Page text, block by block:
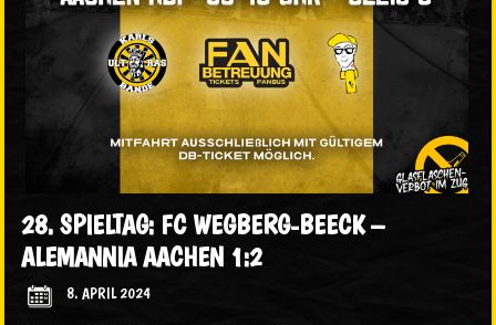
28. SPIELTAG: FC WEGBERG-BEECK –
ALEMANNIA AACHEN 1:2
8. APRIL 2024